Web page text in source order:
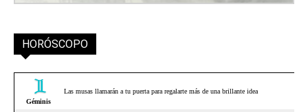
HORÓSCOPO